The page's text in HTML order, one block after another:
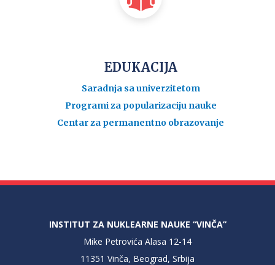
EDUKACIJA
Saradnja sa univerzitetom
Programi za popularizaciju nauke
Centar za permanentno obrazovanje
INSTITUT ZA NUKLEARNE NAUKE “VINČA”
Mike Petrovića Alasa 12-14
11351 Vinča, Beograd, Srbija